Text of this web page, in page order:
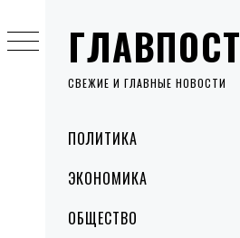
ГЛАВПОСТ
СВЕЖИЕ И ГЛАВНЫЕ НОВОСТИ
MenuПОЛИТИКА
ЭКОНОМИКА
ОБЩЕСТВО
to
content